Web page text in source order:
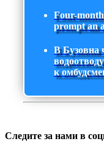
Four-
prompt an
В Бузовна
к
Следите за нами в